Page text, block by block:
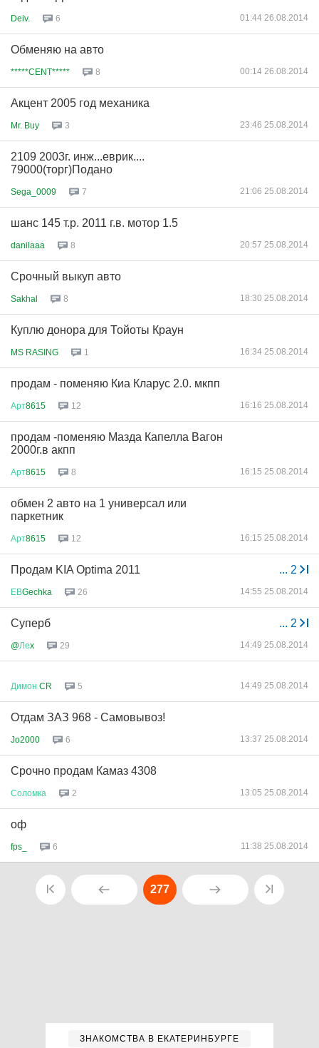
Deiv. 6 01:44 26.08.2014
Обменяю на авто
*****CENT***** 8 00:14 26.08.2014
Акцент 2005 год механика
Mr. Buy 3 23:46 25.08.2014
2109 2003г. инж...еврик....
79000(торг)Подано
Sega_0009 7 21:06 25.08.2014
шанс 145 т.р. 2011 г.в. мотор 1.5
danilaaa 8 20:57 25.08.2014
Срочный выкуп авто
Sakhal 8 18:30 25.08.2014
Куплю донора для Тойоты Краун
MS RASING 1 16:34 25.08.2014
продам - поменяю Киа Кларус 2.0. мкпп
Арт8615 12 16:16 25.08.2014
продам -поменяю Мазда Капелла Вагон
2000г.в акпп
Арт8615 8 16:15 25.08.2014
обмен 2 авто на 1 универсал или
паркетник
Арт8615 12 16:15 25.08.2014
... 2
Продам KIA Optima 2011
ЕВGechka 26 14:55 25.08.2014
... 2
Суперб
@Леx 29 14:49 25.08.2014
Димон CR 5 14:49 25.08.2014
Отдам ЗАЗ 968 - Самовывоз!
Jo2000 6 13:37 25.08.2014
Срочно продам Камаз 4308
Соломка 2 13:05 25.08.2014
оф
fps_ 6 11:38 25.08.2014
277
ЗНАКОМСТВА В ЕКАТЕРИНБУРГЕ